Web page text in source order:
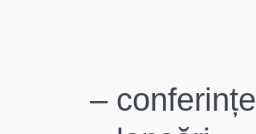
– conferințe